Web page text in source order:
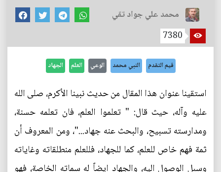
محمد علي جواد تقي
7380
قيم التقدم النبي محمد الوعي العلم الجهاد
استقينا عنوان هذا المقال من حديث نبينا الأكرم، صلى الله
عليه وآله، حيث قال: " تعلموا العلم، فان تعلمه حسنة،
ومدارسته تسبيح، والبحث عنه جهاد..."، ومن المعروف أن
ثمة فهم خاص للعلم، كما للجهاد، فللعلم منطلقاته وغاياته
وسبل الوصول اليه، والجهاد ايضاً له سماته الخاصة، فهو